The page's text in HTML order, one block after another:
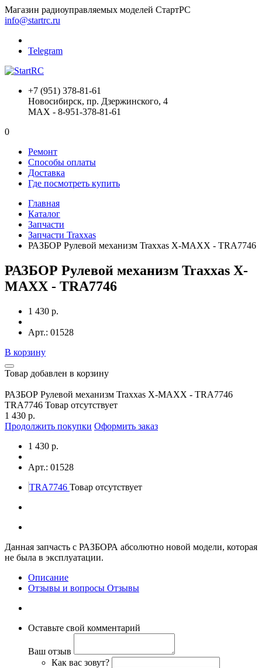
Магазин радиоуправляемых моделей СтартРС
info@startrc.ru
Telegram
+7 (951) 378-81-61
Новосибирск, пр. Дзержинского, 4
MAX - 8-951-378-81-61
0
Ремонт
Способы оплаты
Доставка
Где посмотреть купить
Главная
Каталог
Запчасти
Запчасти Traxxas
РАЗБОР Рулевой механизм Traxxas X-MAXX - TRA7746
РАЗБОР Рулевой механизм Traxxas X-
MAXX - TRA7746
1 430 р.
Арт.: 01528
В корзину
Товар добавлен в корзину
РАЗБОР Рулевой механизм Traxxas X-MAXX - TRA7746
TRA7746 Товар отсутствует
1 430 р.
Продолжить покупки Оформить заказ
1 430 р.
Арт.: 01528
TRA7746 Товар отсутствует
Данная запчасть с РАЗБОРА абсолютно новой модели, которая
не была в эксплуатации.
Описание
Отзывы и вопросы Отзывы
Оставьте свой комментарий
Ваш отзыв
Как вас зовут?